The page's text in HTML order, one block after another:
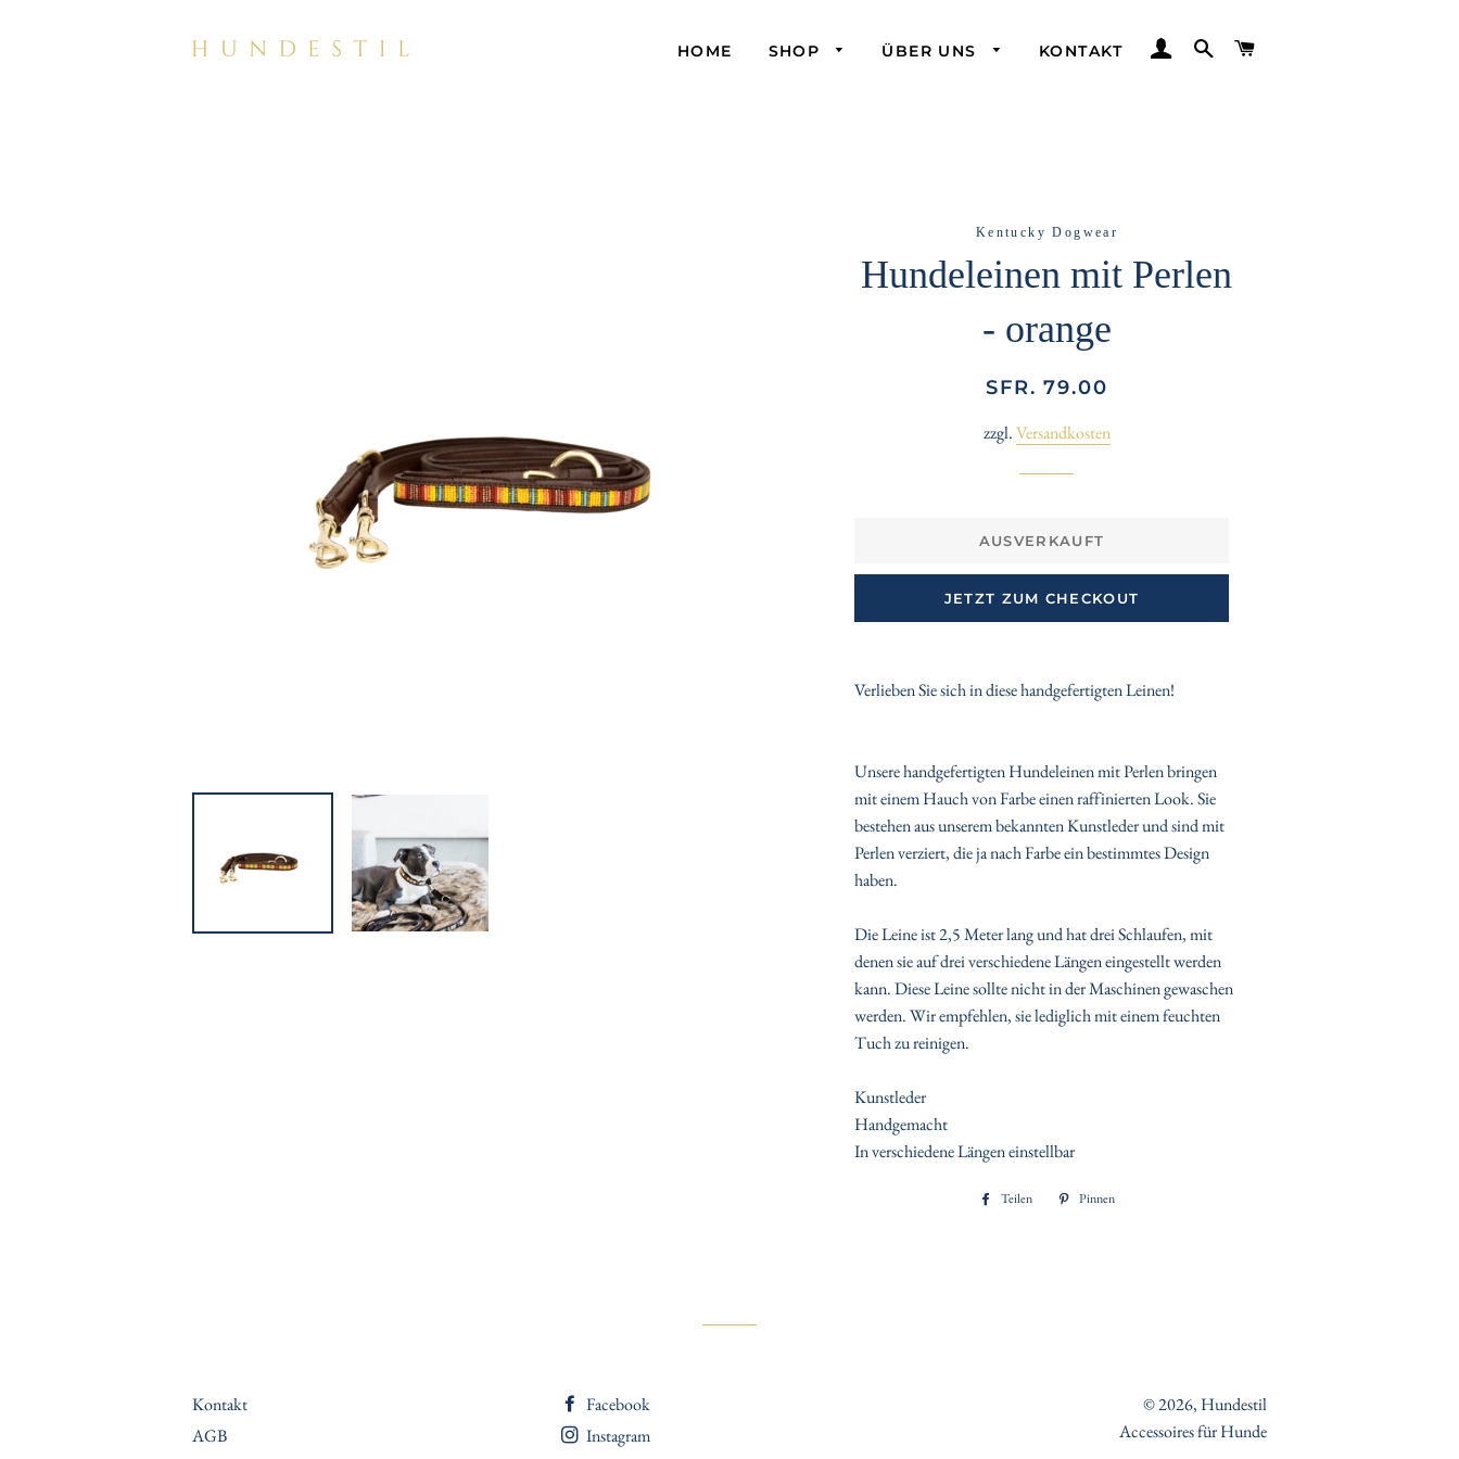
HOME SHOP ÜBER UNS KONTAKT EINLOGGEN
SUCHE
Kentucky Dogwear
Hundeleinen mit Perlen
- orange
Normaler
Sonderpreis
SFR. 79.00
zzgl.Versandkosten
AUSVERKAUFT
JETZT ZUM CHECKOUT
Verlieben Sie sich in diese handgefertigten Leinen!
Unsere handgefertigten Hundeleinen mit Perlen bringen
mit einem Hauch von Farbe einen raffinierten Look. Sie
bestehen aus unserem bekannten Kunstleder und sind mit
Perlen verziert, die ja nach Farbe ein bestimmtes Design
haben.
Die Leine ist 2,5 Meter lang und hat drei Schlaufen, mit
denen sie auf drei verschiedene Längen eingestellt werden
kann. Diese Leine sollte nicht in der Maschinen gewaschen
werden. Wir empfehlen, sie lediglich mit einem feuchten
Tuch zu reinigen.
Kunstleder
Handgemacht
In verschiedene Längen einstellbar
Teilen
Auf
Pinnen
Kontakt
AGB
Facebook
Instagram
© 2026,Hundestil
Accessoires für Hunde